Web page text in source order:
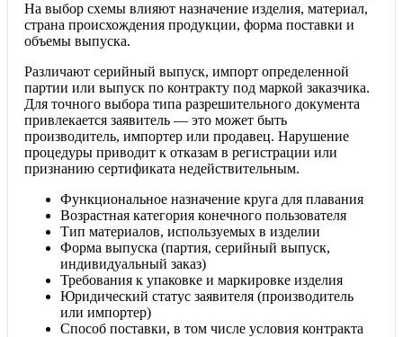
На выбор схемы влияют назначение изделия, материал,
страна происхождения продукции, форма поставки и
объемы выпуска.
Различают серийный выпуск, импорт определенной
партии или выпуск по контракту под маркой заказчика.
Для точного выбора типа разрешительного документа
привлекается заявитель — это может быть
производитель, импортер или продавец. Нарушение
процедуры приводит к отказам в регистрации или
признанию сертификата недействительным.
Функциональное назначение круга для плавания
Возрастная категория конечного пользователя
Тип материалов, используемых в изделии
Форма выпуска (партия, серийный выпуск,
индивидуальный заказ)
Требования к упаковке и маркировке изделия
Юридический статус заявителя (производитель
или импортер)
Способ поставки, в том числе условия контракта